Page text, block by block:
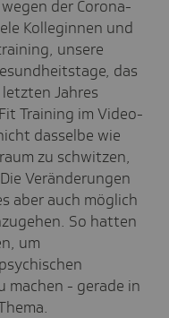
der Corona-
Kolleginnen und
unsere
das
Jahres
Training im Video-
dasselbe wie
zu schwitzen,
Veränderungen
aber auch möglich
So hatten
um
machen - gerade in